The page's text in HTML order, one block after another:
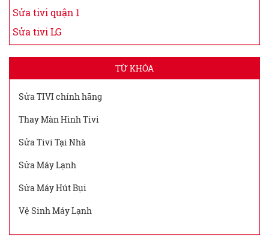
Sửa tivi quận 1
Sửa tivi LG
TỪ KHÓA
Sửa TIVI chính hãng
Thay Màn Hình Tivi
Sửa Tivi Tại Nhà
Sửa Máy Lạnh
Sửa Máy Hút Bụi
Vệ Sinh Máy Lạnh